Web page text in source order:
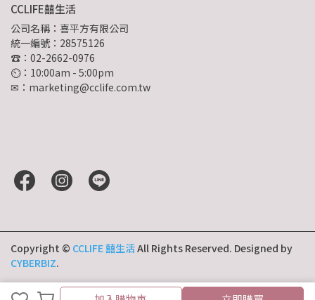
CCLIFE囍生活
公司名稱：喜平方有限公司
統一編號：28575126
☎：02-2662-0976
⏲︎：10:00am - 5:00pm
✉：marketing@cclife.com.tw
Copyright © CCLIFE 囍生活All Rights Reserved. Designed by
CYBERBIZ.